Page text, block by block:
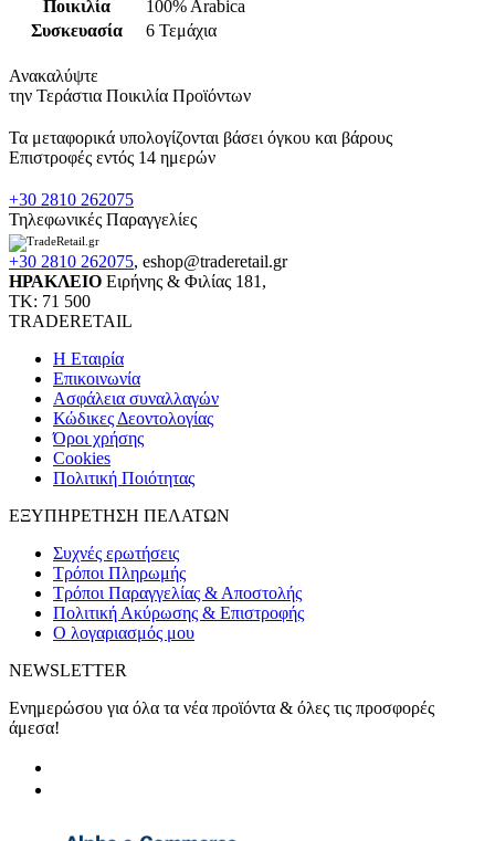
Ποικιλία
100% Arabica
Συσκευασία
6 Τεμάχια
Ανακαλύψτε
την Τεράστια Ποικιλία Προϊόντων
Τα μεταφορικά υπολογίζονται βάσει όγκου και βάρους
Επιστροφές εντός 14 ημερών
+30 2810 262075
Τηλεφωνικές Παραγγελίες
+30 2810 262075, eshop@traderetail.gr
ΗΡΑΚΛΕΙΟ Ειρήνης & Φιλίας 181,
ΤΚ: 71 500
TRADERETAIL
H Εταιρία
Eπικοινωνία
Ασφάλεια συναλλαγών
Κώδικες Δεοντολογίας
Όροι χρήσης
Cookies
Πολιτική Ποιότητας
ΕΞΥΠΗΡΕΤΗΣΗ ΠΕΛΑΤΩΝ
Συχνές ερωτήσεις
Τρόποι Πληρωμής
Τρόποι Παραγγελίας & Αποστολής
Πολιτική Ακύρωσης & Επιστροφής
Ο λογαριασμός μου
NEWSLETTER
Ενημερώσου για όλα τα νέα προϊόντα & όλες τις προσφορές
άμεσα!